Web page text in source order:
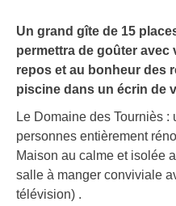
Un grand gîte de 15
permettra de goûter avec
repos et au bonheur des
piscine dans un écrin de
Le Domaine des Tourniès :
personnes entièrement
Maison au calme et isolée
salle à manger conviviale
télévision) .